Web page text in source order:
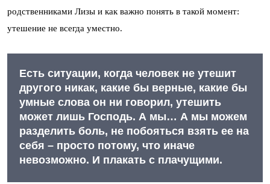
родственниками Лизы и как важно понять в такой момент:
утешение не всегда уместно.
Есть ситуации, когда человек не утешит
другого никак, какие бы верные, какие бы
умные слова он ни говорил, утешить
может лишь Господь. А мы… А мы можем
разделить боль, не побояться взять ее на
себя – просто потому, что иначе
невозможно. И плакать с плачущими.